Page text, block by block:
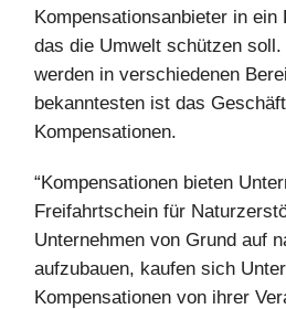
Kompensationsanbieter in
das die Umwelt schützen soll.
werden in verschiedenen
bekanntesten ist das
Kompensationen.
“Kompensationen bieten
Freifahrtschein für
Unternehmen von Grund auf
aufzubauen, kaufen sich
Kompensationen von ihrer